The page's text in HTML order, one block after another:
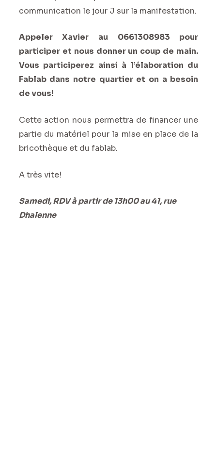
communication le jour J sur la manifestation.
Appeler Xavier au 0661308983 pour
participer et nous donner un coup de main.
Vous participerez ainsi à l’élaboration du
Fablab dans notre quartier et on a besoin
de vous!
Cette action nous permettra de financer une
partie du matériel pour la mise en place de la
bricothèque et du fablab.
A très vite!
Samedi, RDV à partir de 13h00 au 41, rue
Dhalenne